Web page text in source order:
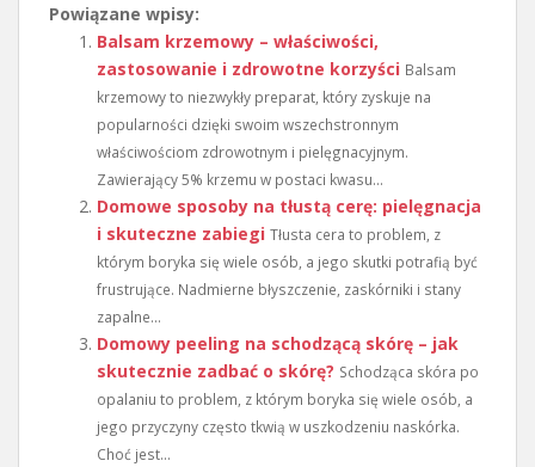
Powiązane wpisy:
Balsam krzemowy – właściwości,
zastosowanie i zdrowotne korzyści Balsam
krzemowy to niezwykły preparat, który zyskuje na
popularności dzięki swoim wszechstronnym
właściwościom zdrowotnym i pielęgnacyjnym.
Zawierający 5% krzemu w postaci kwasu...
Domowe sposoby na tłustą cerę: pielęgnacja
i skuteczne zabiegi Tłusta cera to problem, z
którym boryka się wiele osób, a jego skutki potrafią być
frustrujące. Nadmierne błyszczenie, zaskórniki i stany
zapalne...
Domowy peeling na schodzącą skórę – jak
skutecznie zadbać o skórę? Schodząca skóra po
opalaniu to problem, z którym boryka się wiele osób, a
jego przyczyny często tkwią w uszkodzeniu naskórka.
Choć jest...